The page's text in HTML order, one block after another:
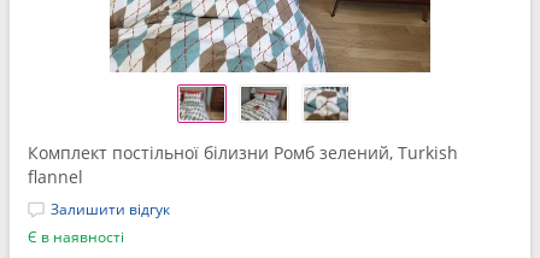
Комплект постільної білизни Ромб зелений, Turkish
flannel
Залишити відгук
Є в наявності